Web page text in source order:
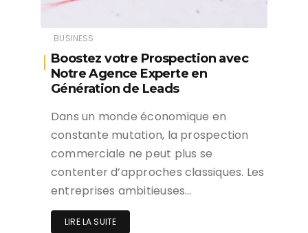
BUSINESS
Boostez votre Prospection avec
Notre Agence Experte en
Génération de Leads
Dans un monde économique en
constante mutation, la prospection
commerciale ne peut plus se
contenter d’approches classiques. Les
entreprises ambitieuses…
LIRE LA SUITE